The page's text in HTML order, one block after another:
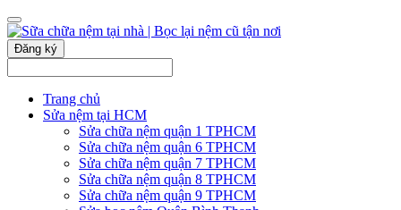
Đăng ký
Trang chủ
Sửa nệm tại HCM
Sửa chữa nệm quận 1 TPHCM
Sửa chữa nệm quận 6 TPHCM
Sửa chữa nệm quận 7 TPHCM
Sửa chữa nệm quận 8 TPHCM
Sửa chữa nệm quận 9 TPHCM